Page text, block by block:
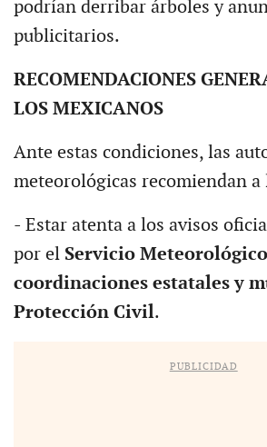
podrían derribar árboles y
publicitarios.
RECOMENDACIONES
LOS MEXICANOS
Ante estas condiciones, las
meteorológicas recomiendan
- Estar atenta a los avisos
por el Servicio
coordinaciones estatales y
Protección Civil.
PUBLICIDAD